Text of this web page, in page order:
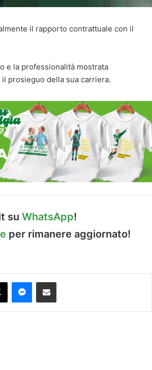
il rapporto contrattuale con il
e la professionalità mostrata
prosieguo della sua carriera.
su WhatsApp!
per rimanere aggiornato!
X Messenger
Condividi via Email